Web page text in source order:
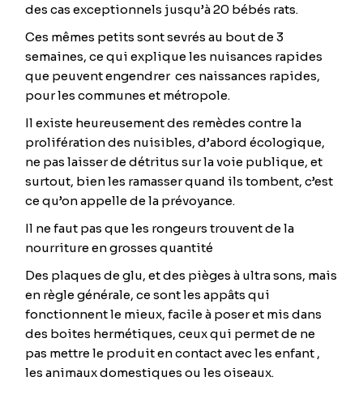
des cas exceptionnels jusqu’à 20 bébés rats.
Ces mêmes petits sont sevrés au bout de 3
semaines, ce qui explique les nuisances rapides
que peuvent engendrer ces naissances rapides,
pour les communes et métropole.
Il existe heureusement des remèdes contre la
prolifération des nuisibles, d’abord écologique,
ne pas laisser de détritus sur la voie publique, et
surtout, bien les ramasser quand ils tombent, c’est
ce qu’on appelle de la prévoyance.
Il ne faut pas que les rongeurs trouvent de la
nourriture en grosses quantité
Des plaques de glu, et des pièges à ultra sons, mais
en règle générale, ce sont les appâts qui
fonctionnent le mieux, facile à poser et mis dans
des boites hermétiques, ceux qui permet de ne
pas mettre le produit en contact avec les enfant ,
les animaux domestiques ou les oiseaux.